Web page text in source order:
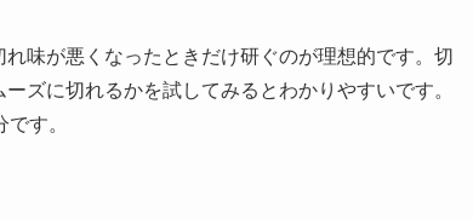
味が悪くなったときだけ研ぐのが理想的です。切
ズに切れるかを試してみるとわかりやすいです。
す。